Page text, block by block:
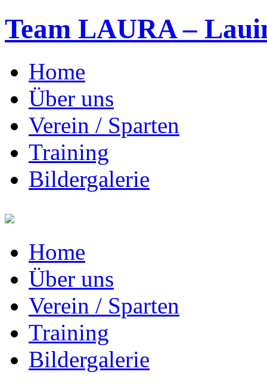
Team LAURA –
Home
Über uns
Verein / Sparten
Training
Bildergalerie
Home
Über uns
Verein / Sparten
Training
Bildergalerie